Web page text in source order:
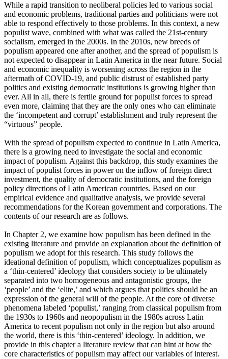
While a rapid transition to neoliberal policies led to various social
and economic problems, traditional parties and politicians were not
able to respond effectively to those problems. In this context, a new
populist wave, combined with what was called the 21st-century
socialism, emerged in the 2000s. In the 2010s, new breeds of
populism appeared one after another, and the spread of populism is
not expected to disappear in Latin America in the near future. Social
and economic inequality is worsening across the region in the
aftermath of COVID-19, and public distrust of established party
politics and existing democratic institutions is growing higher than
ever. All in all, there is fertile ground for populist forces to spread
even more, claiming that they are the only ones who can eliminate
the ‘incompetent and corrupt’ establishment and truly represent the
“virtuous” people.
With the spread of populism expected to continue in Latin America,
there is a growing need to investigate the social and economic
impact of populism. Against this backdrop, this study examines the
impact of populist forces in power on the inflow of foreign direct
investment, the quality of democratic institutions, and the foreign
policy directions of Latin American countries. Based on our
empirical evidence and qualitative analysis, we provide several
recommendations for the Korean government and corporations. The
contents of our research are as follows.
In Chapter 2, we examine how populism has been defined in the
existing literature and provide an explanation about the definition of
populism we adopt for this research. This study follows the
ideational definition of populism, which conceptualizes populism as
a ‘thin-centered’ ideology that considers society to be ultimately
separated into two homogeneous and antagonistic groups, the
‘people’ and the ‘elite,’ and which argues that politics should be an
expression of the general will of the people. At the core of diverse
phenomena labeled ‘populist,’ ranging from classical populism from
the 1930s to 1960s and neopopulism in the 1980s across Latin
America to recent populism not only in the region but also around
the world, there is this ‘thin-centered’ ideology. In addition, we
provide in this chapter a literature review that can hint at how the
core characteristics of populism may affect our variables of interest.